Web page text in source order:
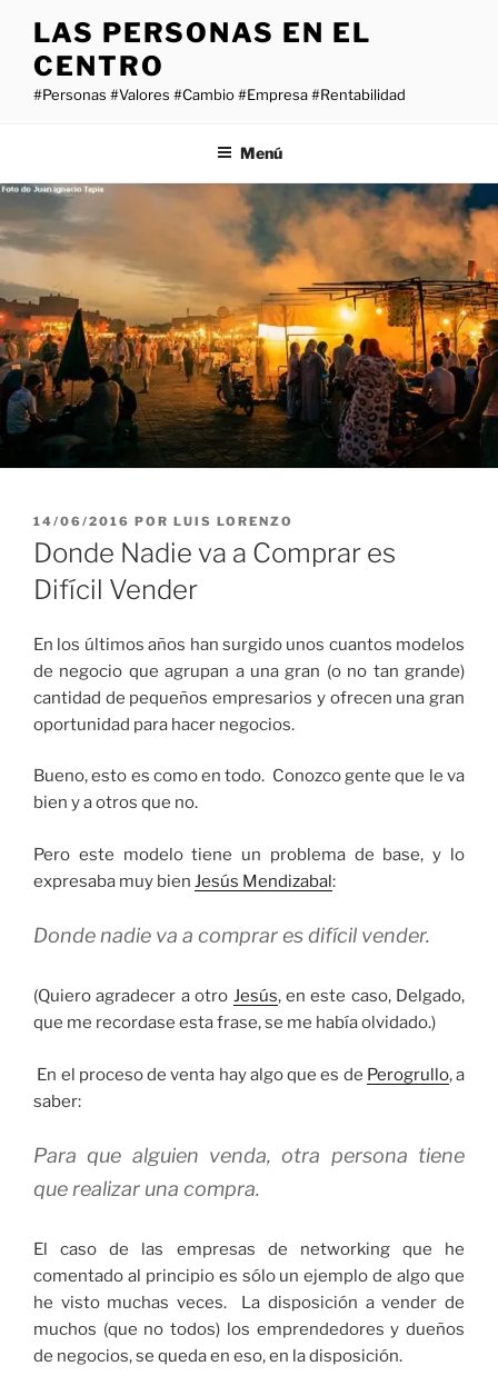
contenido
LAS PERSONAS EN EL
CENTRO
#Personas #Valores #Cambio #Empresa #Rentabilidad
Menú
PUBLICADO
EL
14/06/2016 POR LUIS LORENZO
Donde Nadie va a Comprar es
Difícil Vender
En los últimos años han surgido unos cuantos modelos
de negocio que agrupan a una gran (o no tan grande)
cantidad de pequeños empresarios y ofrecen una gran
oportunidad para hacer negocios.
Bueno, esto es como en todo. Conozco gente que le va
bien y a otros que no.
Pero este modelo tiene un problema de base, y lo
expresaba muy bien Jesús Mendizabal:
Donde nadie va a comprar es difícil vender.
(Quiero agradecer a otro Jesús, en este caso, Delgado,
que me recordase esta frase, se me había olvidado.)
En el proceso de venta hay algo que es de Perogrullo, a
saber:
Para que alguien venda, otra persona tiene
que realizar una compra.
El caso de las empresas de networking que he
comentado al principio es sólo un ejemplo de algo que
he visto muchas veces. La disposición a vender de
muchos (que no todos) los emprendedores y dueños
de negocios, se queda en eso, en la disposición.